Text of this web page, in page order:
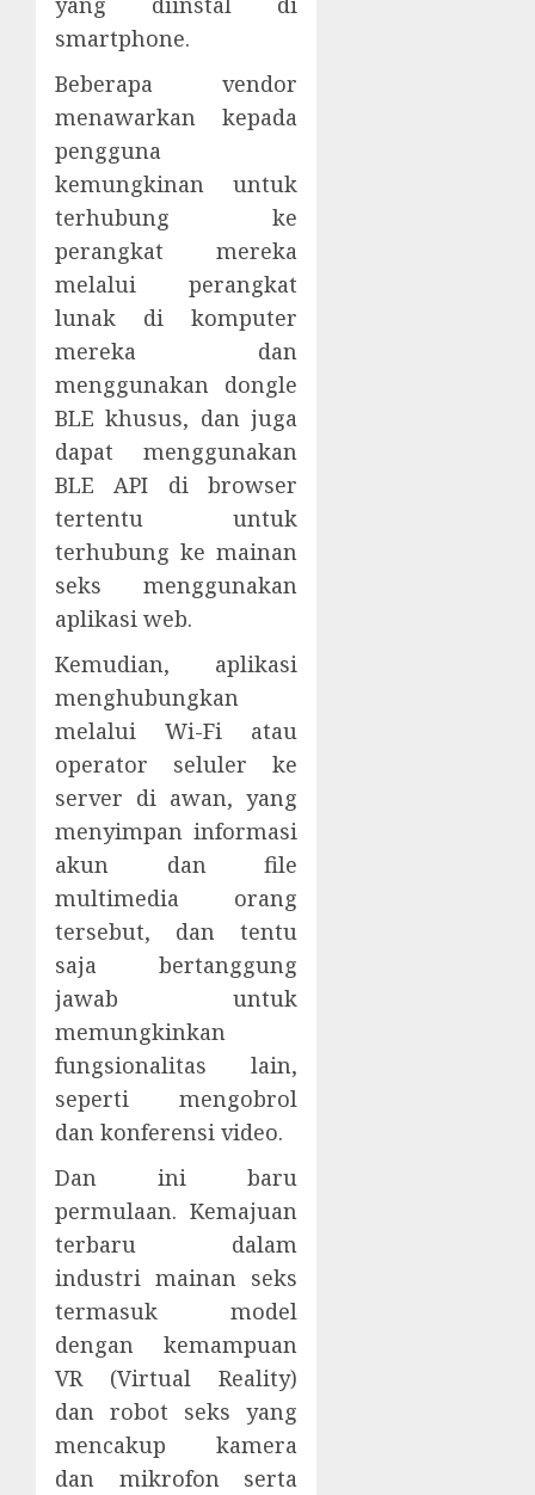
smartphone.
Beberapa vendor
menawarkan kepada
pengguna
kemungkinan untuk
terhubung ke
perangkat mereka
melalui perangkat
lunak di komputer
mereka dan
menggunakan dongle
BLE khusus, dan juga
dapat menggunakan
BLE API di browser
tertentu untuk
terhubung ke mainan
seks menggunakan
aplikasi web.
Kemudian, aplikasi
menghubungkan
melalui Wi-Fi atau
operator seluler ke
server di awan, yang
menyimpan informasi
akun dan file
multimedia orang
tersebut, dan tentu
saja bertanggung
jawab untuk
memungkinkan
fungsionalitas lain,
seperti mengobrol
dan konferensi video.
Dan ini baru
permulaan. Kemajuan
terbaru dalam
industri mainan seks
termasuk model
dengan kemampuan
VR (Virtual Reality)
dan robot seks yang
mencakup kamera
dan mikrofon serta